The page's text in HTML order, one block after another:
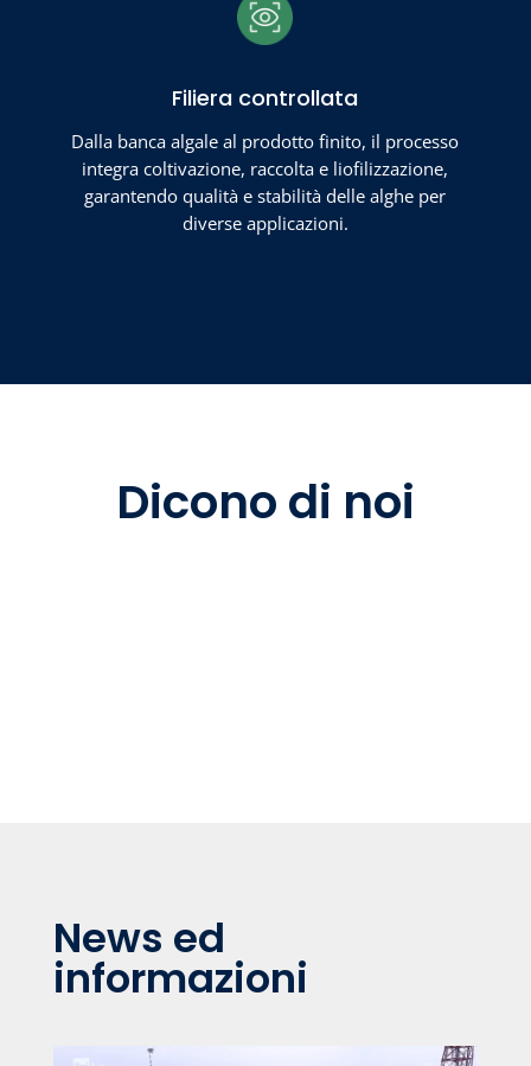
Filiera controllata
Dalla banca algale al prodotto finito, il processo
integra coltivazione, raccolta e liofilizzazione,
garantendo qualità e stabilità delle alghe per
diverse applicazioni.
Dicono di noi
News ed
informazioni